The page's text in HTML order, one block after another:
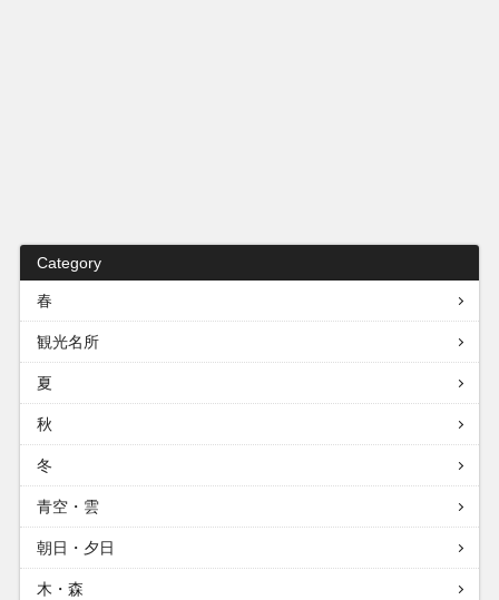
Category
春
観光名所
夏
秋
冬
青空・雲
朝日・夕日
木・森